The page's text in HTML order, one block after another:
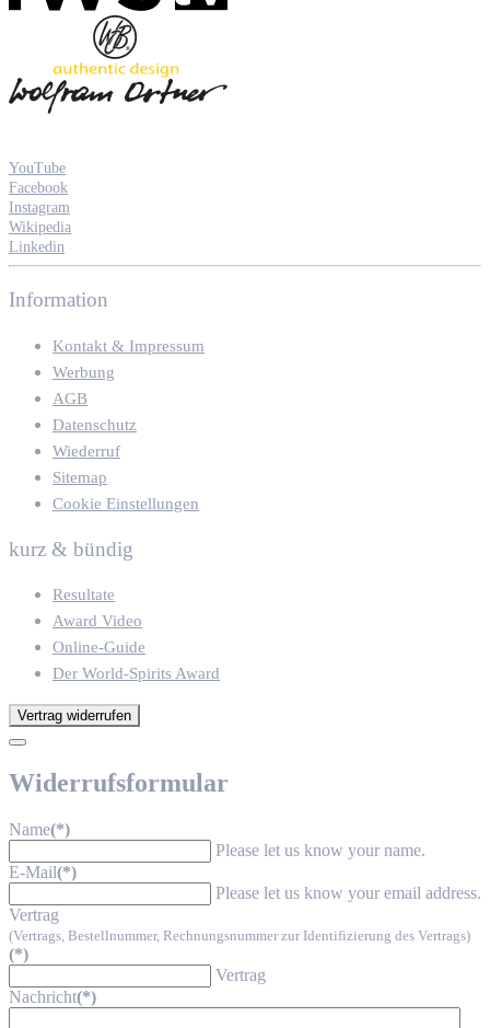
YouTube
Facebook
Instagram
Wikipedia
Linkedin
Information
Kontakt & Impressum
Werbung
AGB
Datenschutz
Wiederruf
Sitemap
Cookie Einstellungen
kurz & bündig
Resultate
Award Video
Online-Guide
Der World-Spirits Award
Vertrag widerrufen
Widerrufsformular
Name(*)
Please let us know your name.
E-Mail(*)
Please let us know your email address.
Vertrag
(Vertrags, Bestellnummer, Rechnungsnummer zur Identifizierung des Vertrags)
(*)
Vertrag
Nachricht(*)